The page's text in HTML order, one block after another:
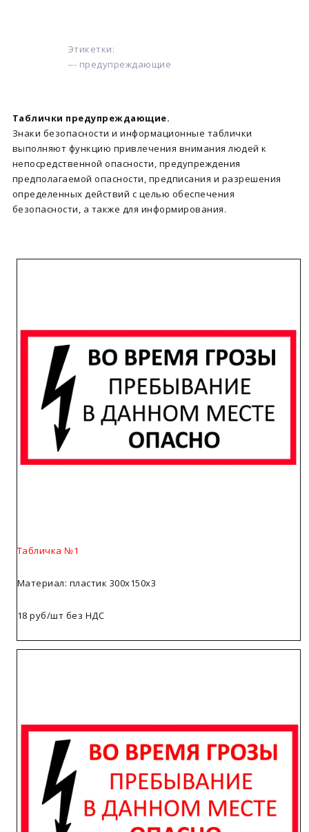
Этикетки:
--- предупреждающие
Таблички предупреждающие.
Знаки безопасности и информационные таблички
выполняют функцию привлечения внимания людей к
непосредственной опасности, предупреждения
предполагаемой опасности, предписания и разрешения
определенных действий с целью обеспечения
безопасности, а также для информирования.
Табличка №1
Материал: пластик 300х150х3
18 руб/шт без НДС